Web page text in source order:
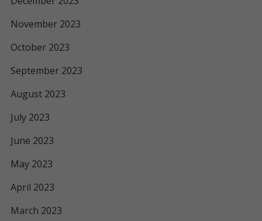
November 2023
October 2023
September 2023
August 2023
July 2023
June 2023
May 2023
April 2023
March 2023